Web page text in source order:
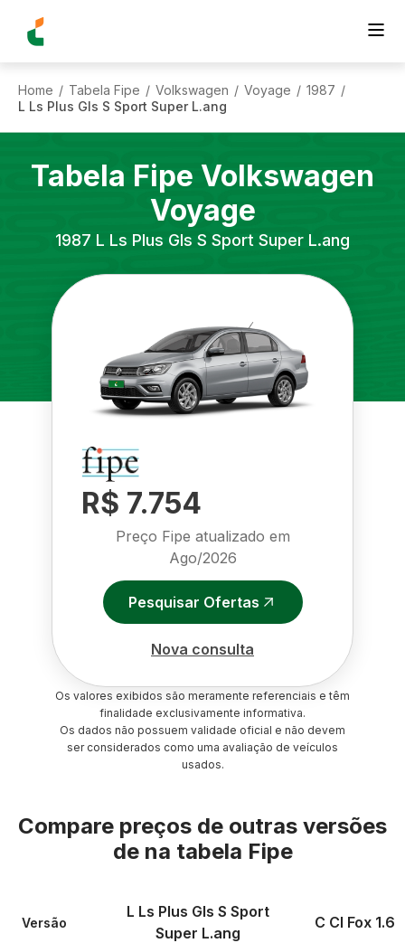
Home / Tabela Fipe / Volkswagen / Voyage / 1987 /
L Ls Plus Gls S Sport Super L.ang
Tabela Fipe Volkswagen
Voyage
1987 L Ls Plus Gls S Sport Super L.ang
R$ 7.754
Preço Fipe atualizado em
Ago/2026
Pesquisar Ofertas
Nova consulta
Os valores exibidos são meramente referenciais e têm
finalidade exclusivamente informativa.
Os dados não possuem validade oficial e não devem
ser considerados como uma avaliação de veículos
usados.
Compare preços de outras versões
de na tabela Fipe
Versão
L Ls Plus Gls S Sport
Super L.ang
C Cl Fox 1.6